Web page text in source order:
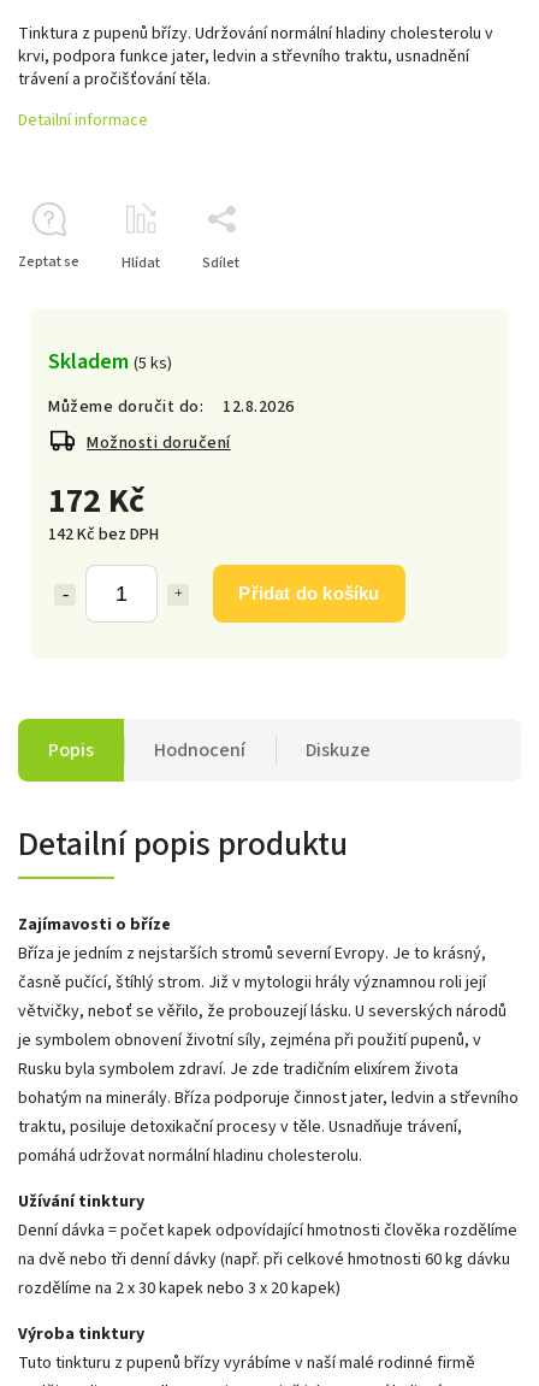
172 Kč
142 Kč bez DPH
Přidat do košíku
Skladem (5 ks)
Můžeme doručit do:
12.8.2026
Možnosti doručení
Tinktura z pupenů břízy. Udržování normální hladiny cholesterolu v
krvi, podpora funkce jater, ledvin a střevního traktu, usnadnění
trávení a pročišťování těla.
Detailní informace
Zeptat se Hlídat Sdílet
Popis Hodnocení Diskuze
Detailní popis produktu
Zajímavosti o bříze
Bříza je jedním z nejstarších stromů severní Evropy. Je to krásný,
časně pučící, štíhlý strom. Již v mytologii hrály významnou roli její
větvičky, neboť se věřilo, že probouzejí lásku. U severských národů
je symbolem obnovení životní síly, zejména při použití pupenů, v
Rusku byla symbolem zdraví. Je zde tradičním elixírem života
bohatým na minerály. Bříza podporuje činnost jater, ledvin a střevního
traktu, posiluje detoxikační procesy v těle. Usnadňuje trávení,
pomáhá udržovat normální hladinu cholesterolu.
Užívání tinktury
Denní dávka = počet kapek odpovídající hmotnosti člověka rozdělíme
na dvě nebo tři denní dávky (např. při celkové hmotnosti 60 kg dávku
rozdělíme na 2 x 30 kapek nebo 3 x 20 kapek)
Výroba tinktury
Tuto tinkturu z pupenů břízy vyrábíme v naší malé rodinné firmě